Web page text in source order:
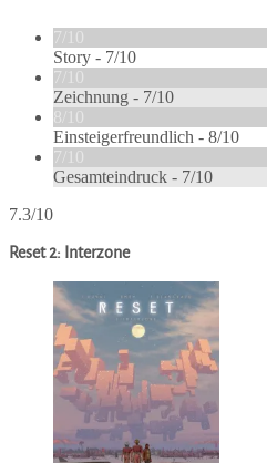
7/10
Story - 7/10
7/10
Zeichnung - 7/10
8/10
Einsteigerfreundlich - 8/10
7/10
Gesamteindruck - 7/10
7.3/10
Reset 2: Interzone